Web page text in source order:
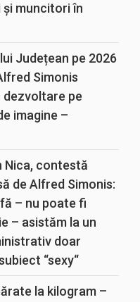
muncitori în
Județean pe 2026
Simonis
dezvoltare pe
imagine –
Nica, contestă
de Alfred Simonis:
– nu poate fi
– asistăm la un
doar
“sexy“
la kilogram –